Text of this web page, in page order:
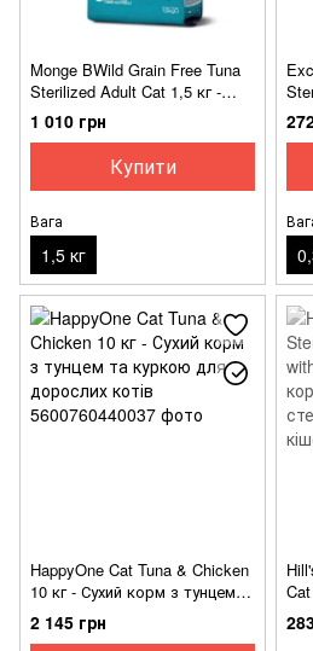
Monge BWild Grain Free Tuna
Sterilized Adult Cat 1,5 кг -
Сухий беззерновий корм із
тунця для стерилізованих
1 010 грн
Купити
Вага
1,5 кг
HappyOne Cat Tuna & Chicken
10 кг - Сухий корм з тунцем
та куркою для дорослих
котів
2 145 грн
кг